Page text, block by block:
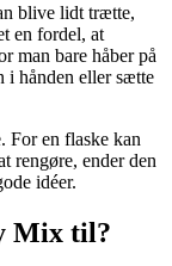
blive lidt trætte,
en fordel, at
man bare håber på
i hånden eller sætte
For en flaske kan
rengøre, ender den
idéer.
Mix til?